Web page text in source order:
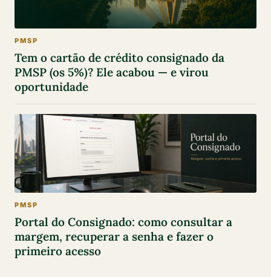
PMSP
Tem o cartão de crédito consignado da
PMSP (os 5%)? Ele acabou — e virou
oportunidade
PMSP
Portal do Consignado: como consultar a
margem, recuperar a senha e fazer o
primeiro acesso